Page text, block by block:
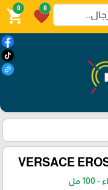
0
favorite
0
shopping_cart
VERSACE
مل